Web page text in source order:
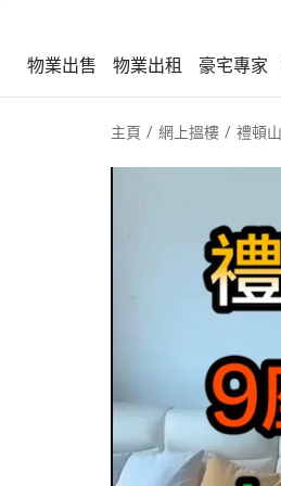
物業出售 物業出租 豪宅專家
主頁 網上搵樓 禮頓山